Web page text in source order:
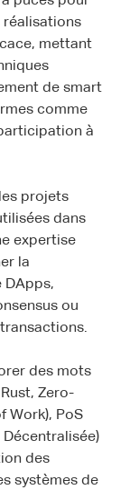
réalisations
mettant
de smart
comme
à
projets
dans
expertise
la
ou
des mots
Zero-
Work), PoS
Décentralisée)
des
systèmes de